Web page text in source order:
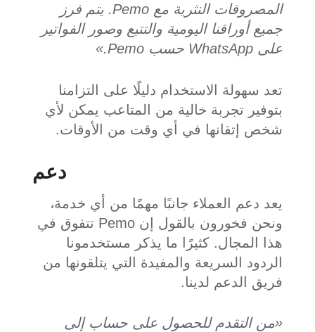
المصروفات النثرية مع Pemo. يتم فرز
جميع أوراقنا اليومية والتتبع وصور الفواتير
على WhatsApp حسب Pemo.»
تعد سهولة الاستخدام دليلًا على التزامنا
بتوفير تجربة خالية من المتاعب يمكن لأي
شخص إتقانها في أي وقت من الأوقات.
دعم
يعد دعم العملاء جانبًا مهمًا من أي خدمة،
ونحن فخورون بالقول إن Pemo تتفوق في
هذا المجال. كثيرًا ما يذكر مستخدمونا
الردود السريعة والمفيدة التي يتلقونها من
فريق الدعم لدينا.
«من التقدم للحصول على حساب إلى